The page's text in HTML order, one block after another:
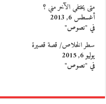
متى يختفي الآخر مني ؟
أغسطس 6, 2013
في "نصوص"
سطر الخلاص/ قصة قصيرة
يوليو 6, 2015
في "نصوص"